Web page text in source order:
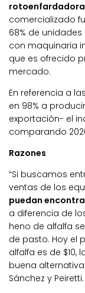
comercializado
68% de
con maquinaria
que es ofrecido
mercado.
En referencia a las
en 98% a
exportación- el
comparando
Razones
“Si buscamos
ventas de los
puedan
a diferencia de
heno de alfalfa
de pasto. Hoy el
alfalfa es de
buena
Sánchez y Peiretti.